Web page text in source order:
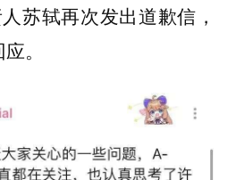
苏轼再次发出道歉信，
。